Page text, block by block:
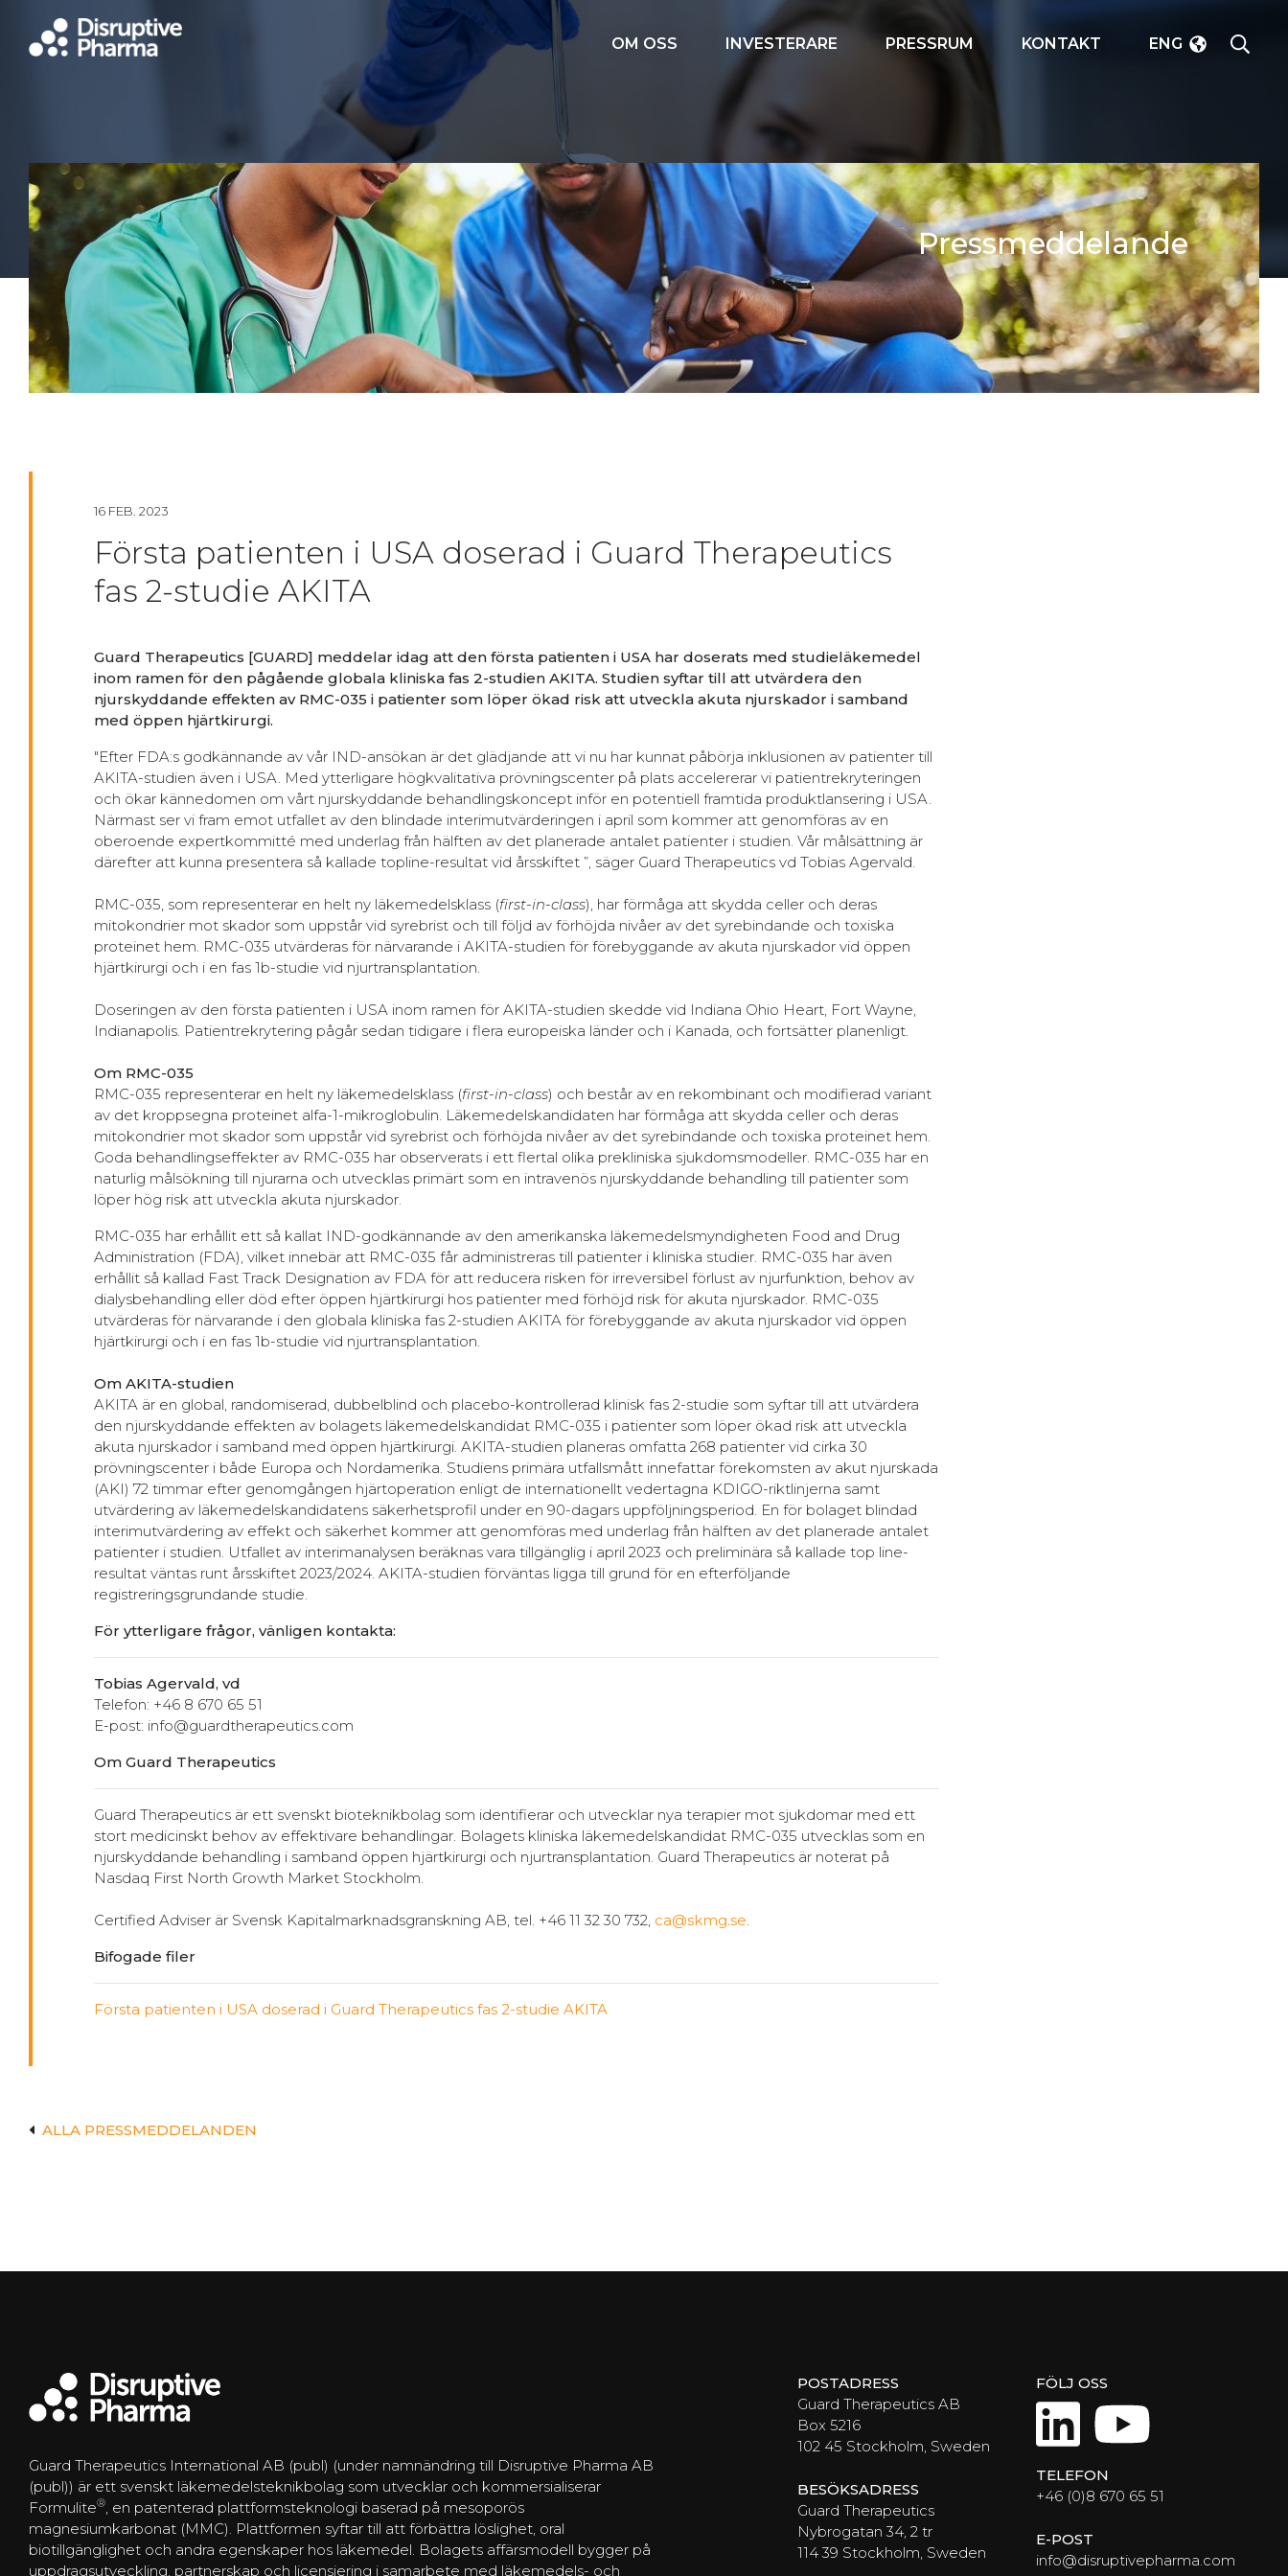
OM OSS INVESTERARE PRESSRUM KONTAKT ENG SÖK
Pressmeddelande
16 FEB. 2023
Första patienten i USA doserad i Guard Therapeutics
fas 2-studie AKITA
Guard Therapeutics [GUARD] meddelar idag att den första patienten i USA har doserats med studieläkemedel
inom ramen för den pågående globala kliniska fas 2-studien AKITA. Studien syftar till att utvärdera den
njurskyddande effekten av RMC-035 i patienter som löper ökad risk att utveckla akuta njurskador i samband
med öppen hjärtkirurgi.
"Efter FDA:s godkännande av vår IND-ansökan är det glädjande att vi nu har kunnat påbörja inklusionen av patienter till
AKITA-studien även i USA. Med ytterligare högkvalitativa prövningscenter på plats accelererar vi patientrekryteringen
och ökar kännedomen om vårt njurskyddande behandlingskoncept inför en potentiell framtida produktlansering i USA.
Närmast ser vi fram emot utfallet av den blindade interimutvärderingen i april som kommer att genomföras av en
oberoende expertkommitté med underlag från hälften av det planerade antalet patienter i studien. Vår målsättning är
därefter att kunna presentera så kallade topline-resultat vid årsskiftet ”, säger Guard Therapeutics vd Tobias Agervald.
RMC-035, som representerar en helt ny läkemedelsklass (first-in-class), har förmåga att skydda celler och deras
mitokondrier mot skador som uppstår vid syrebrist och till följd av förhöjda nivåer av det syrebindande och toxiska
proteinet hem. RMC-035 utvärderas för närvarande i AKITA-studien för förebyggande av akuta njurskador vid öppen
hjärtkirurgi och i en fas 1b-studie vid njurtransplantation.
Doseringen av den första patienten i USA inom ramen för AKITA-studien skedde vid Indiana Ohio Heart, Fort Wayne,
Indianapolis. Patientrekrytering pågår sedan tidigare i flera europeiska länder och i Kanada, och fortsätter planenligt.
Om RMC-035
RMC-035 representerar en helt ny läkemedelsklass (first-in-class) och består av en rekombinant och modifierad variant
av det kroppsegna proteinet alfa-1-mikroglobulin. Läkemedelskandidaten har förmåga att skydda celler och deras
mitokondrier mot skador som uppstår vid syrebrist och förhöjda nivåer av det syrebindande och toxiska proteinet hem.
Goda behandlingseffekter av RMC-035 har observerats i ett flertal olika prekliniska sjukdomsmodeller. RMC-035 har en
naturlig målsökning till njurarna och utvecklas primärt som en intravenös njurskyddande behandling till patienter som
löper hög risk att utveckla akuta njurskador.
RMC-035 har erhållit ett så kallat IND-godkännande av den amerikanska läkemedelsmyndigheten Food and Drug
Administration (FDA), vilket innebär att RMC-035 får administreras till patienter i kliniska studier. RMC-035 har även
erhållit så kallad Fast Track Designation av FDA för att reducera risken för irreversibel förlust av njurfunktion, behov av
dialysbehandling eller död efter öppen hjärtkirurgi hos patienter med förhöjd risk för akuta njurskador. RMC-035
utvärderas för närvarande i den globala kliniska fas 2-studien AKITA för förebyggande av akuta njurskador vid öppen
hjärtkirurgi och i en fas 1b-studie vid njurtransplantation.
Om AKITA-studien
AKITA är en global, randomiserad, dubbelblind och placebo-kontrollerad klinisk fas 2-studie som syftar till att utvärdera
den njurskyddande effekten av bolagets läkemedelskandidat RMC-035 i patienter som löper ökad risk att utveckla
akuta njurskador i samband med öppen hjärtkirurgi. AKITA-studien planeras omfatta 268 patienter vid cirka 30
prövningscenter i både Europa och Nordamerika. Studiens primära utfallsmått innefattar förekomsten av akut njurskada
(AKI) 72 timmar efter genomgången hjärtoperation enligt de internationellt vedertagna KDIGO-riktlinjerna samt
utvärdering av läkemedelskandidatens säkerhetsprofil under en 90-dagars uppföljningsperiod. En för bolaget blindad
interimutvärdering av effekt och säkerhet kommer att genomföras med underlag från hälften av det planerade antalet
patienter i studien. Utfallet av interimanalysen beräknas vara tillgänglig i april 2023 och preliminära så kallade top line-
resultat väntas runt årsskiftet 2023/2024. AKITA-studien förväntas ligga till grund för en efterföljande
registreringsgrundande studie.
För ytterligare frågor, vänligen kontakta:
Tobias Agervald, vd
Telefon: +46 8 670 65 51
E-post: info@guardtherapeutics.com
Om Guard Therapeutics
Guard Therapeutics är ett svenskt bioteknikbolag som identifierar och utvecklar nya terapier mot sjukdomar med ett
stort medicinskt behov av effektivare behandlingar. Bolagets kliniska läkemedelskandidat RMC-035 utvecklas som en
njurskyddande behandling i samband öppen hjärtkirurgi och njurtransplantation. Guard Therapeutics är noterat på
Nasdaq First North Growth Market Stockholm.
Certified Adviser är Svensk Kapitalmarknadsgranskning AB, tel. +46 11 32 30 732, ca@skmg.se.
Bifogade filer
Första patienten i USA doserad i Guard Therapeutics fas 2-studie AKITA
ALLA PRESSMEDDELANDEN
Guard Therapeutics International AB (publ) (under namnändring till Disruptive Pharma AB
(publ)) är ett svenskt läkemedelsteknikbolag som utvecklar och kommersialiserar
Formulite® , en patenterad plattformsteknologi baserad på mesoporös
magnesiumkarbonat (MMC). Plattformen syftar till att förbättra löslighet, oral
biotillgänglighet och andra egenskaper hos läkemedel. Bolagets affärsmodell bygger på
uppdragsutveckling, partnerskap och licensiering i samarbete med läkemedels- och
POSTADRESS
Guard Therapeutics AB
Box 5216
102 45 Stockholm, Sweden
BESÖKSADRESS
Guard Therapeutics
Nybrogatan 34, 2 tr
114 39 Stockholm, Sweden
FÖLJ OSS
LinkedIn
TELEFON
+46 (0)8 670 65 51
E-POST
info@disruptivepharma.com